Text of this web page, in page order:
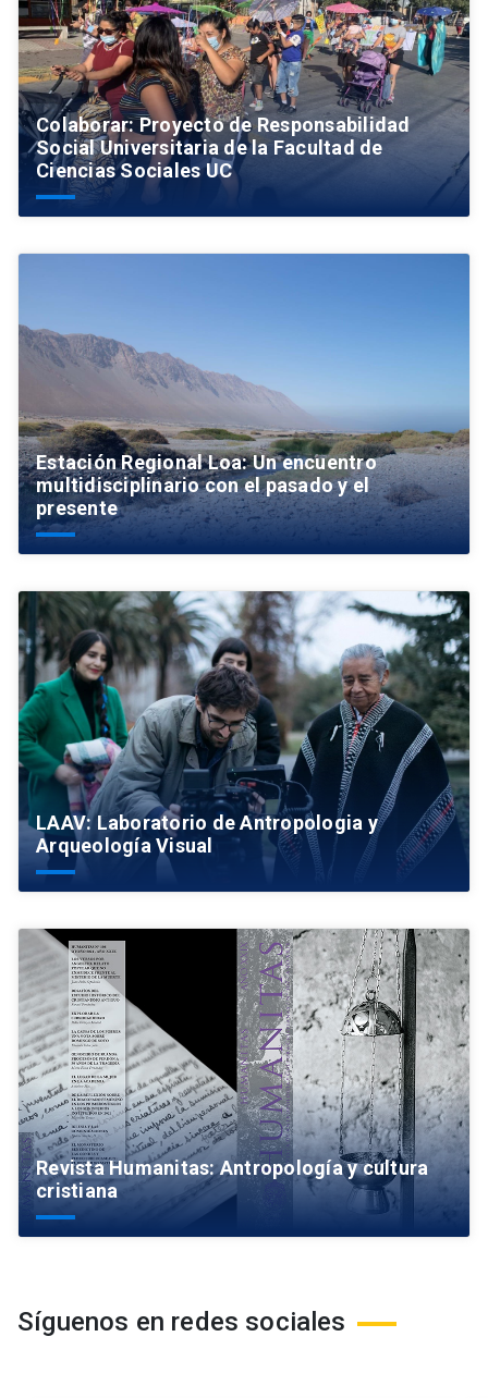
Colaborar: Proyecto de Responsabilidad
Social Universitaria de la Facultad de
Ciencias Sociales UC
Estación Regional Loa: Un encuentro
multidisciplinario con el pasado y el
presente
LAAV: Laboratorio de Antropologia y
Arqueología Visual
Revista Humanitas: Antropología y cultura
cristiana
Síguenos en redes sociales